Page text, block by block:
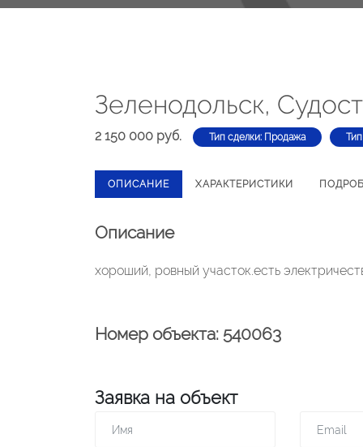
Зеленодольск,
2 150 000 руб. Тип сделки: Продажа
ОПИСАНИЕ ХАРАКТЕРИСТИКИ
Описание
хороший, ровный участок.есть
Номер объекта: 540063
Заявка на объект